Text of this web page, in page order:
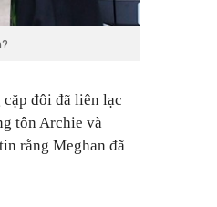
đôi đã liên lạc
tôn Archie và
rằng Meghan đã